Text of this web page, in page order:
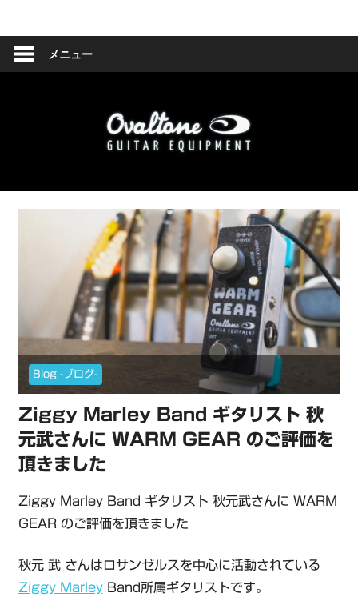
ン
Ovaltone
-
handmade
effect
メニュー
Blog -ブログ-
Ziggy Marley Band ギタリスト 秋
元武さんに WARM GEAR のご評価を
頂きました
Ziggy Marley Band ギタリスト 秋元武さんに WARM
GEAR のご評価を頂きました
秋元 武 さんはロサンゼルスを中心に活動されている
Ziggy MarleyBand所属ギタリストです。